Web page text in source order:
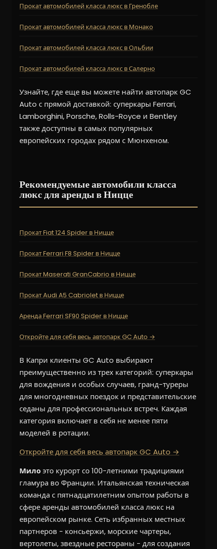
Прокат автомобилей класса люкс в Гренобле
Прокат автомобилей класса люкс в Монако
Прокат автомобилей класса люкс в Ольбии
Прокат автомобилей класса люкс в Салерно
Узнайте, где еще вы можете найти автопарк GC
Auto с прямой доставкой: суперкары Ferrari,
Lamborghini, Porsche, Rolls-Royce и Bentley
также доступны в самых популярных
европейских городах рядом с Мюнхеном.
Рекомендуемые автомобили класса
люкс для аренды в Ницце
Прокат Fiat 124 Spider в Ницце
Прокат Ferrari F8 Spider в Ницце
Прокат Maserati GranCabrio в Ницце
Прокат Audi A5 Cabriolet в Ницце
Аренда Ferrari SF90 Spider в Ницце
Откройте для себя весь автопарк GC Auto →
В Капри клиенты GC Auto выбирают
преимущественно из трех категорий: суперкары
для вождения и особых случаев, гранд-туреры
для многодневных поездок и представительские
седаны для профессиональных встреч. Каждая
категория включает в себя не менее пяти
моделей в ротации.
Откройте для себя весь автопарк GC Auto →
Милоэто курорт со 100-летними традициями
гламура во Франции. Итальянская техническая
команда с пятнадцатилетним опытом работы в
сфере аренды автомобилей класса люкс на
европейском рынке. Сеть избранных местных
партнеров - консьержи, морские чартеры,
вертолеты, звездные рестораны - для создания